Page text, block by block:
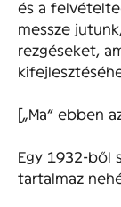
és a
messze
rezgéseket,
[„Ma” ebben
Egy 1932-ből
tartalmaz